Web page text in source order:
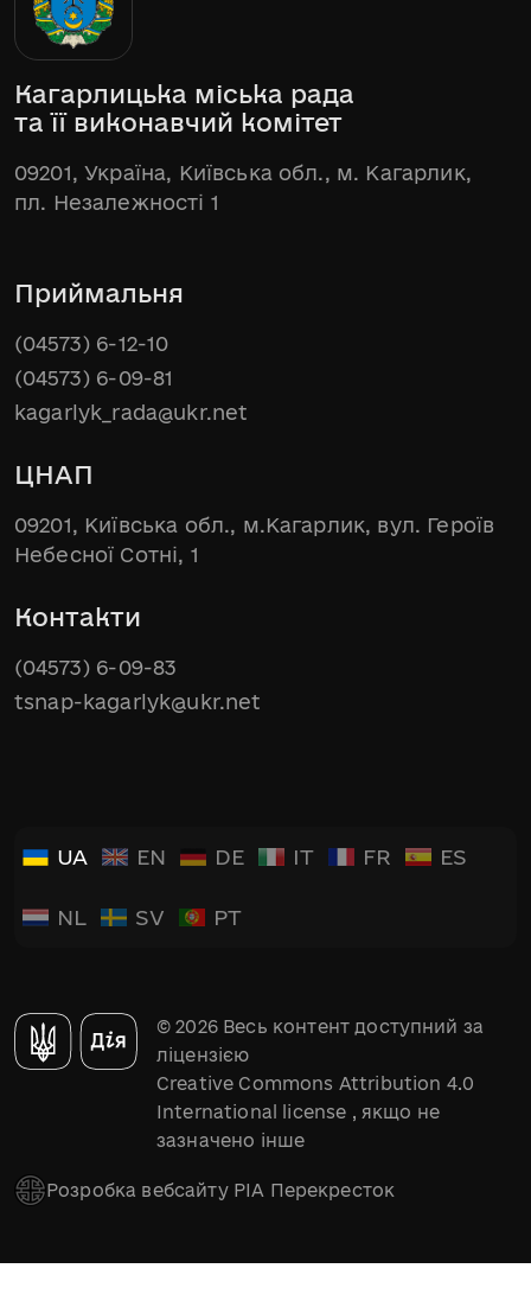
Кагарлицька міська рада
та її виконавчий комітет
09201, Україна, Київська обл., м. Кагарлик,
пл. Незалежності 1
Приймальня
(04573) 6-12-10
(04573) 6-09-81
kagarlyk_rada@ukr.net
ЦНАП
09201, Київська обл., м.Кагарлик, вул. Героїв
Небесної Сотні, 1
Контакти
(04573) 6-09-83
tsnap-kagarlyk@ukr.net
UA EN DE IT FR ES
NL SV PT
© 2026 Весь контент доступний за
ліцензією
Creative Commons Attribution 4.0
International license , якщо не
зазначено інше
Розробка вебсайту РІА Перекресток